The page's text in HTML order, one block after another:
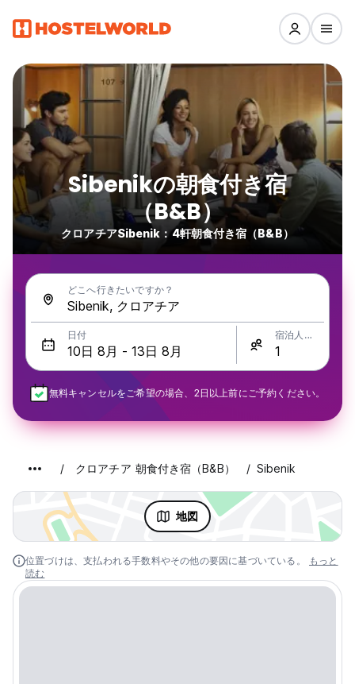
Sibenikの朝食付き宿
（B&B）
クロアチアSibenik：4軒朝食付き宿（B&B）
どこへ行きたいですか？
日付 宿泊人数
無料キャンセルをご希望の場合、2日以上前にご予約ください。
クロアチア 朝食付き宿（B&B） Sibenik
地図
位置づけは、支払われる手数料やその他の要因に基づいている。
もっと
読む